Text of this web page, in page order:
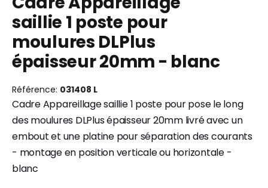
end
of
the
images
gallery
beginning
of
the
images
gallery
saillie 1 poste pour
moulures DLPlus
épaisseur 20mm - blanc
Référence 031408 L
Cadre Appareillage saillie 1 poste pour pose le long
des moulures DLPlus épaisseur 20mm livré avec un
embout et une platine pour séparation des courants
- montage en position verticale ou horizontale -
blanc